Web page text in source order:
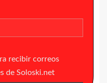
recibir correos
de Soloski.net